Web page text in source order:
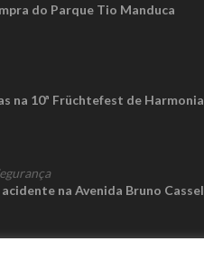
do Parque Tio Manduca
na 10ª Früchtefest de Harmonia
na Avenida Bruno Cassel